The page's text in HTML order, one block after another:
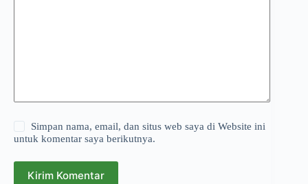
Simpan nama, email, dan situs web saya di Website ini
untuk komentar saya berikutnya.
Kirim Komentar